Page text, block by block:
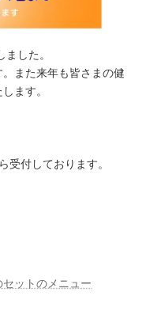
した。
また来年も皆さまの健
ます。
受付しております。
ットのメニュー